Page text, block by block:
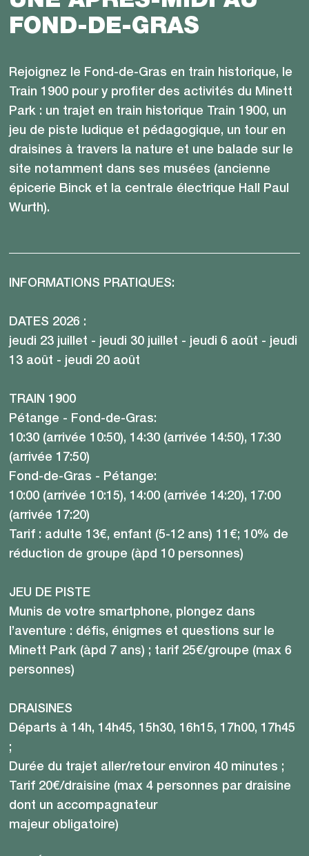
FOND-DE-GRAS
Rejoignez le Fond-de-Gras en train historique, le
Train 1900 pour y proﬁter des activités du Minett
Park : un trajet en train historique Train 1900, un
jeu de piste ludique et pédagogique, un tour en
draisines à travers la nature et une balade sur le
site notamment dans ses musées (ancienne
épicerie Binck et la centrale électrique Hall Paul
Wurth).
INFORMATIONS PRATIQUES:
DATES 2026 :
jeudi 23 juillet - jeudi 30 juillet - jeudi 6 août - jeudi
13 août - jeudi 20 août
TRAIN 1900
Pétange - Fond-de-Gras:
10:30 (arrivée 10:50), 14:30 (arrivée 14:50), 17:30
(arrivée 17:50)
Fond-de-Gras - Pétange:
10:00 (arrivée 10:15), 14:00 (arrivée 14:20), 17:00
(arrivée 17:20)
Tarif : adulte 13€, enfant (5-12 ans) 11€; 10% de
réduction de groupe (àpd 10 personnes)
JEU DE PISTE
Munis de votre smartphone, plongez dans
l’aventure : défis, énigmes et questions sur le
Minett Park (àpd 7 ans) ; tarif 25€/groupe (max 6
personnes)
DRAISINES
Départs à 14h, 14h45, 15h30, 16h15, 17h00, 17h45
;
Durée du trajet aller/retour environ 40 minutes ;
Tarif 20€/draisine (max 4 personnes par draisine
dont un accompagnateur
majeur obligatoire)